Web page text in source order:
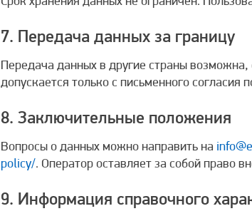
7. Передача данных за границу
Передача данных в другие страны
допускается только с письменного
8. Заключительные положения
Вопросы о данных можно направить на
policy/. Оператор оставляет за собой право
9. Информация справочного